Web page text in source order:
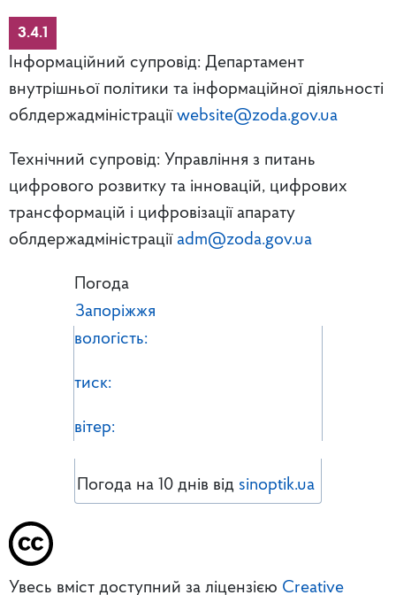
3.4.1
Інформаційний супровід: Департамент
внутрішньої політики та інформаційної діяльності
облдержадміністрації website@zoda.gov.ua
Технічний супровід: Управління з питань
цифрового розвитку та інновацій, цифрових
трансформацій і цифровізації апарату
облдержадміністрації adm@zoda.gov.ua
Погода
Запоріжжя
вологість:
тиск:
вітер:
Погода на 10 днів від sinoptik.ua
Увесь вміст доступний за ліцензією Creative